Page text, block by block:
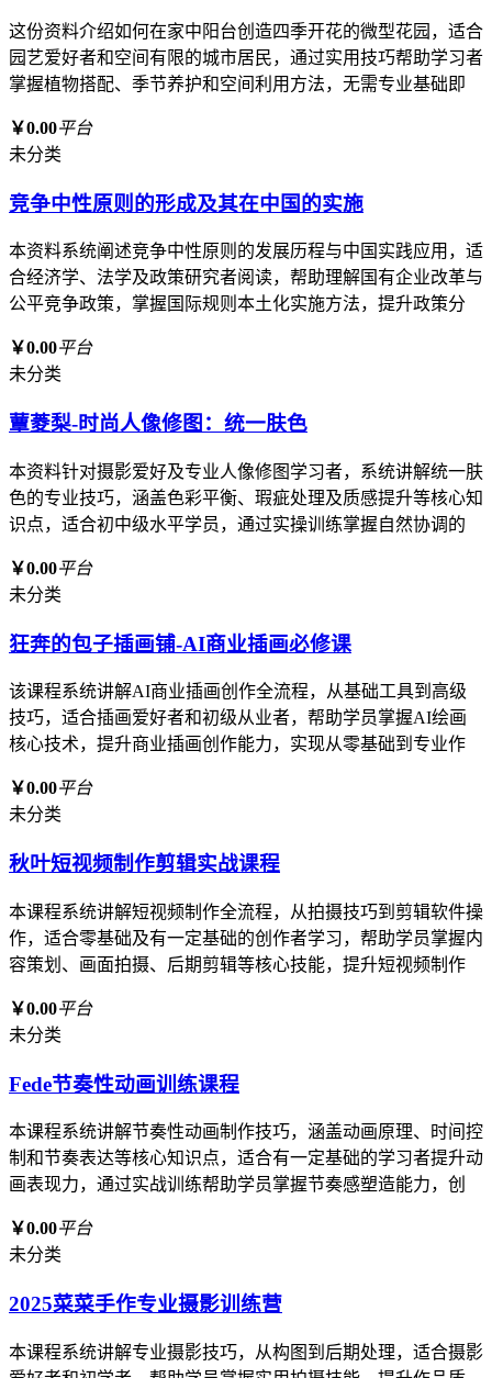
这份资料介绍如何在家中阳台创造四季开花的微型花园，适合
园艺爱好者和空间有限的城市居民，通过实用技巧帮助学习者
掌握植物搭配、季节养护和空间利用方法，无需专业基础即
￥0.00平台
未分类
竞争中性原则的形成及其在中国的实施
本资料系统阐述竞争中性原则的发展历程与中国实践应用，适
合经济学、法学及政策研究者阅读，帮助理解国有企业改革与
公平竞争政策，掌握国际规则本土化实施方法，提升政策分
￥0.00平台
未分类
蕈菱梨-时尚人像修图：统一肤色
本资料针对摄影爱好及专业人像修图学习者，系统讲解统一肤
色的专业技巧，涵盖色彩平衡、瑕疵处理及质感提升等核心知
识点，适合初中级水平学员，通过实操训练掌握自然协调的
￥0.00平台
未分类
狂奔的包子插画铺-AI商业插画必修课
该课程系统讲解AI商业插画创作全流程，从基础工具到高级
技巧，适合插画爱好者和初级从业者，帮助学员掌握AI绘画
核心技术，提升商业插画创作能力，实现从零基础到专业作
￥0.00平台
未分类
秋叶短视频制作剪辑实战课程
本课程系统讲解短视频制作全流程，从拍摄技巧到剪辑软件操
作，适合零基础及有一定基础的创作者学习，帮助学员掌握内
容策划、画面拍摄、后期剪辑等核心技能，提升短视频制作
￥0.00平台
未分类
Fede节奏性动画训练课程
本课程系统讲解节奏性动画制作技巧，涵盖动画原理、时间控
制和节奏表达等核心知识点，适合有一定基础的学习者提升动
画表现力，通过实战训练帮助学员掌握节奏感塑造能力，创
￥0.00平台
未分类
2025菜菜手作专业摄影训练营
本课程系统讲解专业摄影技巧，从构图到后期处理，适合摄影